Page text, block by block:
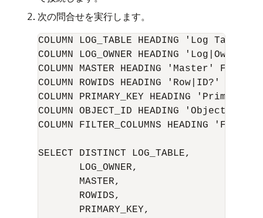
次の問合せを実行します。
COLUMN LOG_TABLE HEADING 'Log Table'
COLUMN LOG_OWNER HEADING 'Log|Owner'
COLUMN MASTER HEADING 'Master' FORMAT
COLUMN ROWIDS HEADING 'Row|ID?'
COLUMN PRIMARY_KEY HEADING
COLUMN OBJECT_ID HEADING 'Object|ID?'
COLUMN FILTER_COLUMNS HEADING
SELECT DISTINCT LOG_TABLE,
       LOG_OWNER,
       MASTER,
       ROWIDS,
       PRIMARY_KEY,